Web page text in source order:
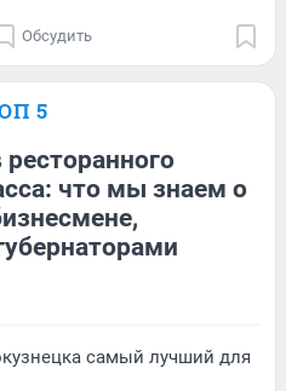
Обсудить
5
что мы знаем о
самый лучший для